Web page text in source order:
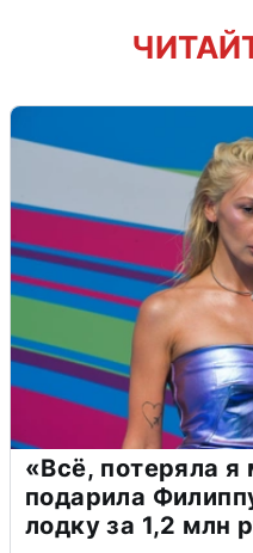
«Всё, потеряла
подарила
лодку за 1,2 млн